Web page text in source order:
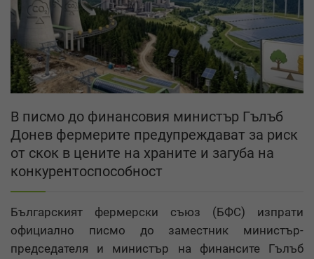
В писмо до финансовия министър Гълъб
Донев фермерите предупреждават за риск
от скок в цените на храните и загуба на
конкурентоспособност
Българският фермерски съюз (БФС) изпрати
официално писмо до заместник министър-
председателя и министър на финансите Гълъб